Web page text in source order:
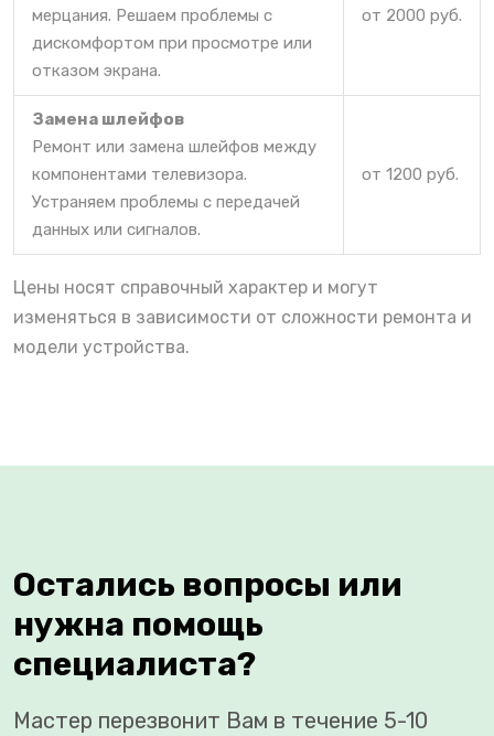
мерцания. Решаем проблемы с
дискомфортом при просмотре или
отказом экрана.
от 2000 руб.
Замена шлейфов
Ремонт или замена шлейфов между
компонентами телевизора.
Устраняем проблемы с передачей
данных или сигналов.
от 1200 руб.
Цены носят справочный характер и могут
изменяться в зависимости от сложности ремонта и
модели устройства.
Остались вопросы или
нужна помощь
специалиста?
Мастер перезвонит Вам в течение 5-10